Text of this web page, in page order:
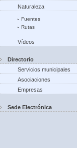
Naturaleza
Fuentes
Rutas
Vídeos
Directorio
Servicios municipales
Asociaciones
Empresas
Sede Electrónica